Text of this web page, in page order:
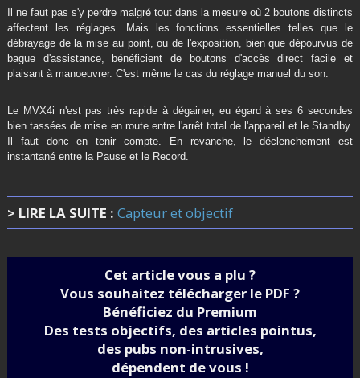
Il ne faut pas s'y perdre malgré tout dans la mesure où 2 boutons distincts
affectent les réglages. Mais les fonctions essentielles telles que le
débrayage de la mise au point, ou de l'exposition, bien que dépourvus de
bague d'assistance, bénéficient de boutons d'accès direct facile et
plaisant à manoeuvrer. C'est même le cas du réglage manuel du son.
Le MVX4i n'est pas très rapide à dégainer, eu égard à ses 6 secondes
bien tassées de mise en route entre l'arrêt total de l'appareil et le Standby.
Il faut donc en tenir compte. En revanche, le déclenchement est
instantané entre la Pause et le Record.
> LIRE LA SUITE : Capteur et objectif
Cet article vous a plu ?
Vous souhaitez télécharger le PDF ?
Bénéficiez du Premium
Des tests objectifs, des articles pointus,
des pubs non-intrusives,
dépendent de vous !